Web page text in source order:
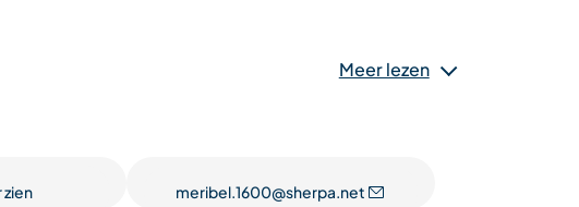
in de winkel)
Meer lezen
zien meribel.1600@sherpa.net